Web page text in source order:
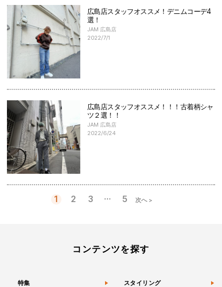
広島店スタッフオススメ！デニムコーデ4
選！
JAM 広島店
2022/7/1
広島店スタッフオススメ！！！古着柄シャ
ツ２選！！
JAM 広島店
2022/6/24
1 2 3 … 5 次へ >
コンテンツを探す
特集 スタイリング